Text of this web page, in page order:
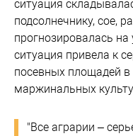
ситуация
подсолнечнику, сое,
прогнозировалась
ситуация привела к
посевных площадей
маржинальных
"Все аграрии –